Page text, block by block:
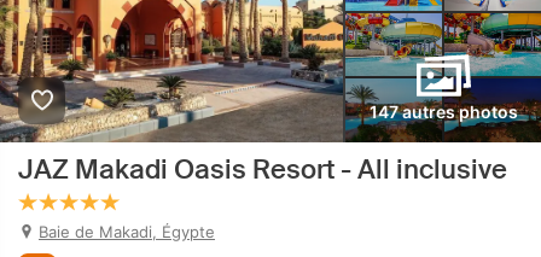
147 autres photos
JAZ Makadi Oasis Resort - All inclusive
Baie de Makadi, Égypte